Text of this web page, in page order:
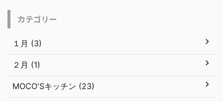
カテゴリー
１月 (3)
２月 (1)
MOCO'Sキッチン (23)